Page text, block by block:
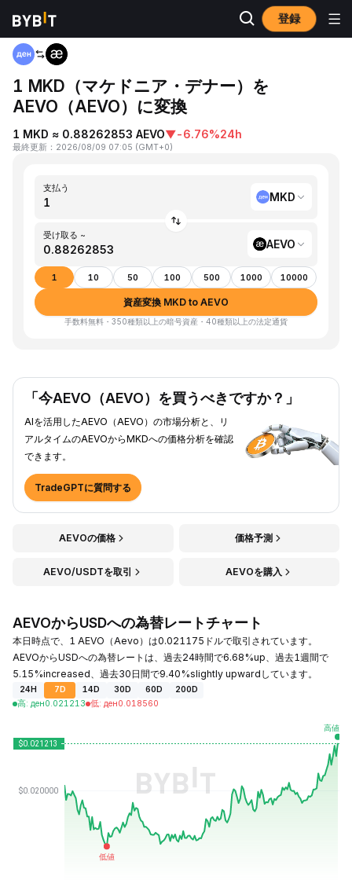
登録
ホーム MKD to AEVO
1 MKD（マケドニア・デナー）を
AEVO（AEVO）に変換
1 MKD ≈ 0.88262853 AEVO▼-6.76%24h
最終更新 ： 2026/08/09 07:05 (GMT+0)
支払う
MKD
受け取る ~
AEVO
1 10 50 100 500 1000 10000
資産変換 MKD to AEVO
手数料無料・350種類以上の暗号資産・40種類以上の法定通貨
「今AEVO（AEVO）を買うべきですか？」
AIを活用したAEVO（AEVO）の市場分析と、リ
アルタイムのAEVOからMKDへの価格分析を確認
できます。
TradeGPTに質問する
AEVOの価格 価格予測
AEVO/USDTを取引 AEVOを購入
AEVOからUSDへの為替レートチャート
本日時点で、1 AEVO（Aevo）は0.021175ドルで取引されています。
AEVOからUSDへの為替レートは、過去24時間で6.68%up、過去1週間で
5.15%increased、過去30日間で9.40%slightly upwardしています。
24H 7D 14D 30D 60D
200D
高: ден0.021213 低: ден0.018560
最終更新日時：2026-08-09、07:05 GMT+0